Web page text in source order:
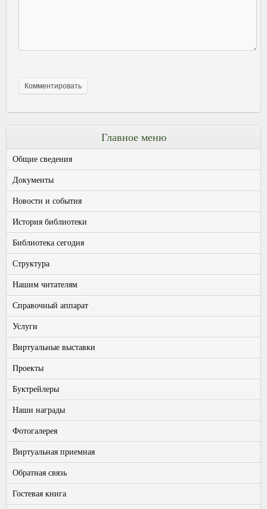
Главное меню
Общие сведения
Документы
Новости и события
История библиотеки
Библиотека сегодня
Структура
Нашим читателям
Справочный аппарат
Услуги
Виртуальные выставки
Проекты
Буктрейлеры
Наши награды
Фотогалерея
Виртуальная приемная
Обратная связь
Гостевая книга